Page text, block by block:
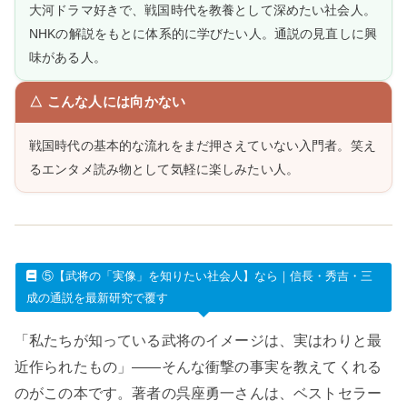
大河ドラマ好きで、戦国時代を教養として深めたい社会人。
NHKの解説をもとに体系的に学びたい人。通説の見直しに興
味がある人。
△ こんな人には向かない
戦国時代の基本的な流れをまだ押さえていない入門者。笑え
るエンタメ読み物として気軽に楽しみたい人。
⑤【武将の「実像」を知りたい社会人】なら｜信長・秀吉・三
成の通説を最新研究で覆す
「私たちが知っている武将のイメージは、実はわりと最
近作られたもの」——そんな衝撃の事実を教えてくれる
のがこの本です。著者の呉座勇一さんは、ベストセラー